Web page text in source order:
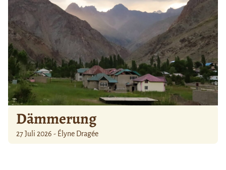
Dämmerung
27 Juli 2026 - Élyne Dragée